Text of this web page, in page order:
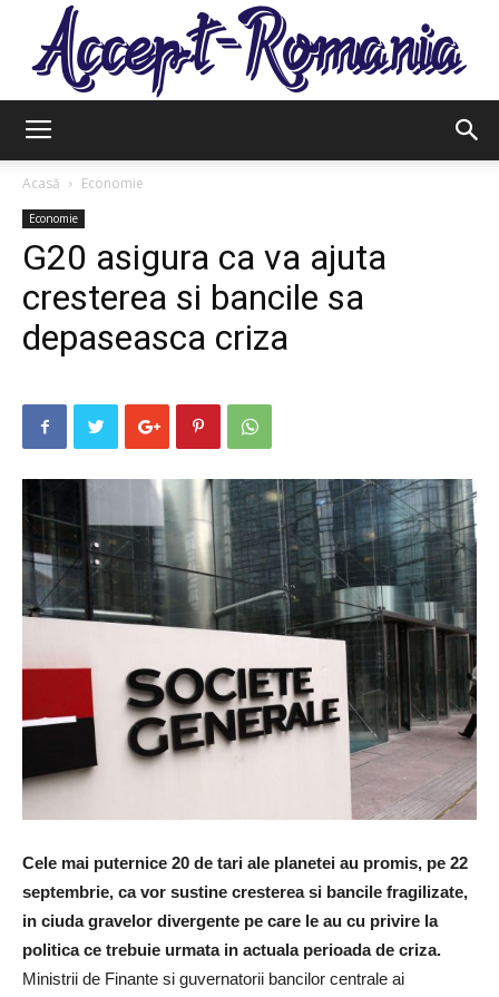
Romania
Acasă Economie
Economie
G20 asigura ca va ajuta
cresterea si bancile sa
depaseasca criza
Cele mai puternice 20 de tari ale planetei au promis, pe 22
septembrie, ca vor sustine cresterea si bancile fragilizate,
in ciuda gravelor divergente pe care le au cu privire la
politica ce trebuie urmata in actuala perioada de criza.
Ministrii de Finante si guvernatorii bancilor centrale ai